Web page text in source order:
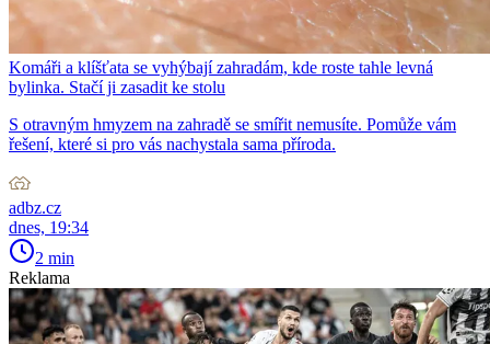
Komáři a klíšťata se vyhýbají zahradám, kde roste tahle levná
bylinka. Stačí ji zasadit ke stolu
S otravným hmyzem na zahradě se smířit nemusíte. Pomůže vám
řešení, které si pro vás nachystala sama příroda.
adbz.cz
dnes, 19:34
2 min
Reklama